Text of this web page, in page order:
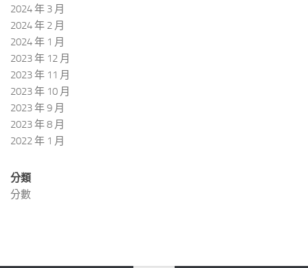
2024 年 3 月
2024 年 2 月
2024 年 1 月
2023 年 12 月
2023 年 11 月
2023 年 10 月
2023 年 9 月
2023 年 8 月
2022 年 1 月
分類
分數